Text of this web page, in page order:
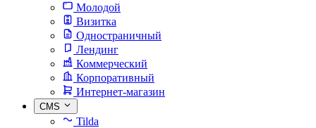
Молодой
Визитка
Одностраничный
Лендинг
Коммерческий
Корпоративный
Интернет-магазин
CMS
Tilda